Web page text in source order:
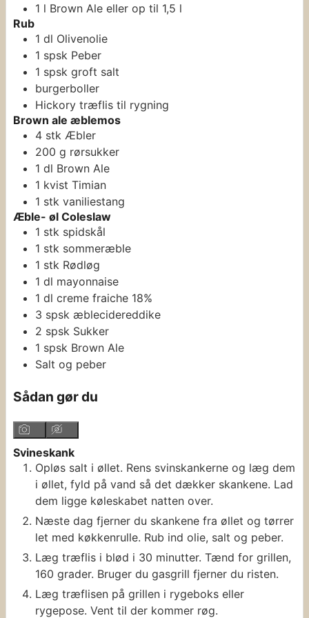
1 l Brown Ale eller op til 1,5 l
Rub
1 dl Olivenolie
1 spsk Peber
1 spsk groft salt
burgerboller
Hickory træflis til rygning
Brown ale æblemos
4 stk Æbler
200 g rørsukker
1 dl Brown Ale
1 kvist Timian
1 stk vaniliestang
Æble- øl Coleslaw
1 stk spidskål
1 stk sommeræble
1 stk Rødløg
1 dl mayonnaise
1 dl creme fraiche 18%
3 spsk æblecidereddike
2 spsk Sukker
1 spsk Brown Ale
Salt og peber
Sådan gør du
Svineskank
Opløs salt i øllet. Rens svinskankerne og læg dem
i øllet, fyld på vand så det dækker skankene. Lad
dem ligge køleskabet natten over.
Næste dag fjerner du skankene fra øllet og tørrer
let med køkkenrulle. Rub ind olie, salt og peber.
Læg træflis i blød i 30 minutter. Tænd for grillen,
160 grader. Bruger du gasgrill fjerner du risten.
Læg træflisen på grillen i rygeboks eller
rygepose. Vent til der kommer røg.